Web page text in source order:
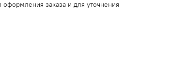
заказа и для уточнения